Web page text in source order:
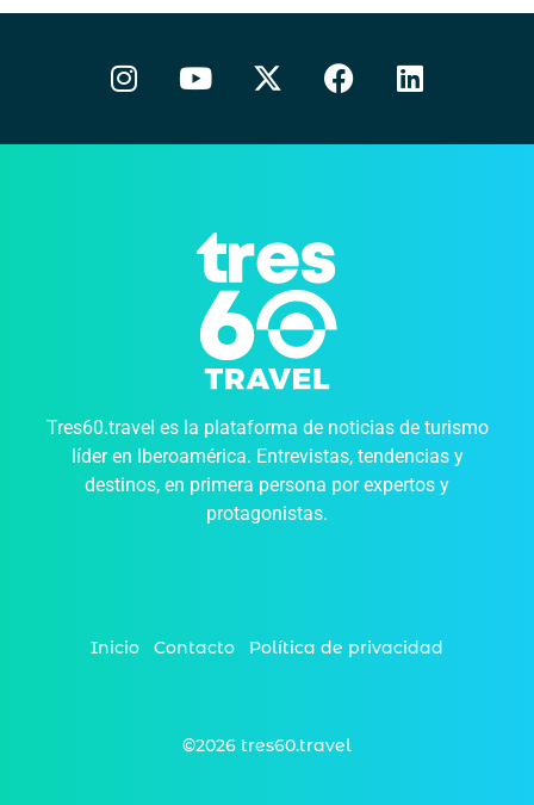
Tres60.travel es la plataforma de noticias de turismo
líder en Iberoamérica. Entrevistas, tendencias y
destinos, en primera persona por expertos y
protagonistas.
Inicio Contacto Política de privacidad
©2026 tres60.travel